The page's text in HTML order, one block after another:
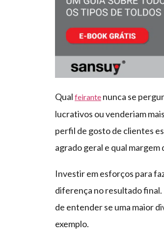
Qual feirante nunca se
lucrativos ou venderiam
perfil de gosto de clientes
agrado geral e qual margem
Investir em esforços para
diferença no resultado
de entender se uma maior
exemplo.